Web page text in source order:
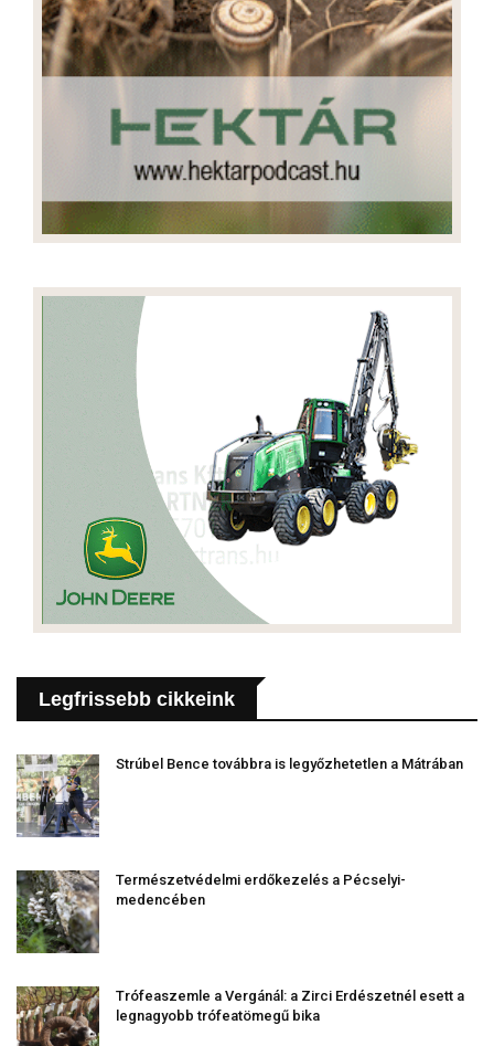
Legfrissebb cikkeink
Strúbel Bence továbbra is legyőzhetetlen a Mátrában
Természetvédelmi erdőkezelés a Pécselyi-
medencében
Trófeaszemle a Vergánál: a Zirci Erdészetnél esett a
legnagyobb trófeatömegű bika